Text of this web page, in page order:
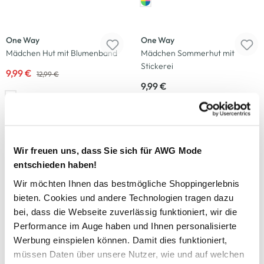
Wir freuen uns, dass Sie sich für AWG Mode
entschieden haben!
Wir möchten Ihnen das bestmögliche Shoppingerlebnis
bieten. Cookies und andere Technologien tragen dazu
bei, dass die Webseite zuverlässig funktioniert, wir die
Performance im Auge haben und Ihnen personalisierte
Werbung einspielen können. Damit dies funktioniert,
müssen Daten über unsere Nutzer, wie und auf welchen
One Way
Mädchen Hut mit Blumenband
9,99 € 12,99 €
One Way
Mädchen Sommerhut mit
Stickerei
9,99 €
One Way
Mädchen Cap mit Sternmotiv
7,99 €
Camano
7,99 €
Camano
Unisex Socken im 3er Pack
Grinario Sports
Kinder Loop Schlauchschal aus